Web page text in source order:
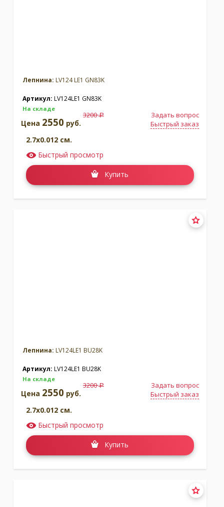
Лепнина: LV124 LE1 GN83K
Артикул: LV124LE1 GN83K
На складе
Задать вопрос
Быстрый заказ
Цена 2550 руб.
3200a
2.7x0.012 см.
Быстрый просмотр
Купить
Лепнина: LV124LE1 BU28K
Артикул: LV124LE1 BU28K
На складе
Задать вопрос
Быстрый заказ
Цена 2550 руб.
3200a
2.7x0.012 см.
Быстрый просмотр
Купить